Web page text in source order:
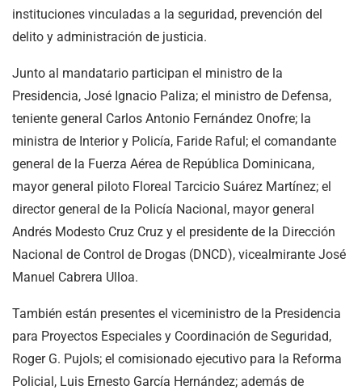
instituciones vinculadas a la seguridad, prevención del
delito y administración de justicia.
Junto al mandatario participan el ministro de la
Presidencia, José Ignacio Paliza; el ministro de Defensa,
teniente general Carlos Antonio Fernández Onofre; la
ministra de Interior y Policía, Faride Raful; el comandante
general de la Fuerza Aérea de República Dominicana,
mayor general piloto Floreal Tarcicio Suárez Martínez; el
director general de la Policía Nacional, mayor general
Andrés Modesto Cruz Cruz y el presidente de la Dirección
Nacional de Control de Drogas (DNCD), vicealmirante José
Manuel Cabrera Ulloa.
También están presentes el viceministro de la Presidencia
para Proyectos Especiales y Coordinación de Seguridad,
Roger G. Pujols; el comisionado ejecutivo para la Reforma
Policial, Luis Ernesto García Hernández; además de